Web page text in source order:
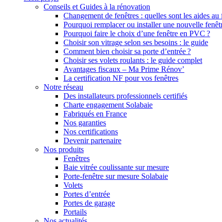
Conseils et Guides à la rénovation
Changement de fenêtres : quelles sont les aides au
Pourquoi remplacer ou installer une nouvelle
Pourquoi faire le choix d’une fenêtre en PVC ?
Choisir son vitrage selon ses besoins : le guide
Comment bien choisir sa porte d’entrée ?
Choisir ses volets roulants : le guide complet
Avantages fiscaux – Ma Prime Rénov’
La certification NF pour vos fenêtres
Notre réseau
Des installateurs professionnels certifiés
Charte engagement Solabaie
Fabriqués en France
Nos garanties
Nos certifications
Devenir partenaire
Nos produits
Fenêtres
Baie vitrée coulissante sur mesure
Porte-fenêtre sur mesure Solabaie
Volets
Portes d’entrée
Portes de garage
Portails